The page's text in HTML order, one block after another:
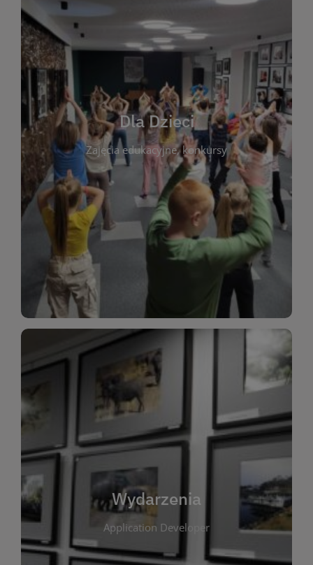
Dla Dzieci
Zajęcia edukacyjne, konkursy
Dla Dzieci
To miejsce stworzone z myślą o najmłodszych
czytelnikach i ich rodzicach. Znajdziesz tu
informacje o zajęciach edukacyjnych, konkursach
plastycznych i spotkaniach z autorami książek dla
dzieci. Biblioteka oferuje bogaty wybór bajek,
opowiadań i lektur szkolnych, a także przyjazny
kącik do wspólnego czytania. Pragniemy
rozbudzać miłość do książek od najmłodszych lat.
Zapraszamy do wspólnej zabawy i odkrywania
świata literatury!
WIĘCEJ
Wydarzenia
Application Developer
Wydarzenia
W tej zakładce publikujemy informacje o
wszystkich wydarzeniach organizowanych przez
bibliotekę. Znajdziesz tu zapowiedzi spotkań
autorskich, warsztatów, prelekcji i zajęć
tematycznych dla różnych grup wiekowych. Każde
wydarzenie ma na celu promowanie kultury
czytelniczej oraz integrację społeczności lokalnej.
Dzięki kalendarzowi wydarzeń możesz łatwo